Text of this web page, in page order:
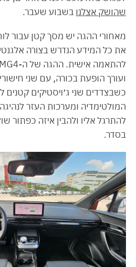
שהושק אצלנו בשבוע שעבר.
מאחורי ההגה יש מסך קטן עבור
את כל המידע הנדרש בצורה
ועורך הופעת בכורה, עם שני
כשבצדדים שני ג׳ויסטיקים קטנים
המולטימדיה ומערכות העזר
להתרגל אליו ולהבין איזה כפתור
בסדר.